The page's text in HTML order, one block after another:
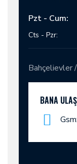
Pzt - Cum:
Cts - Pzr:
Bahçelievler
BANA